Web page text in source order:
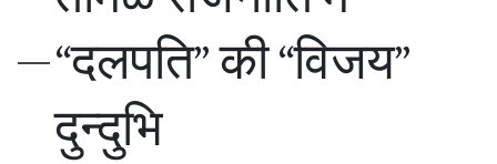
“दलपति” की “विजय”
दुन्‍दुभि